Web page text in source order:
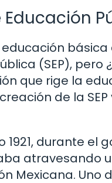
básica
(SEP), pero
que rige la
de la
1921, durante el
atravesando
Mexicana.